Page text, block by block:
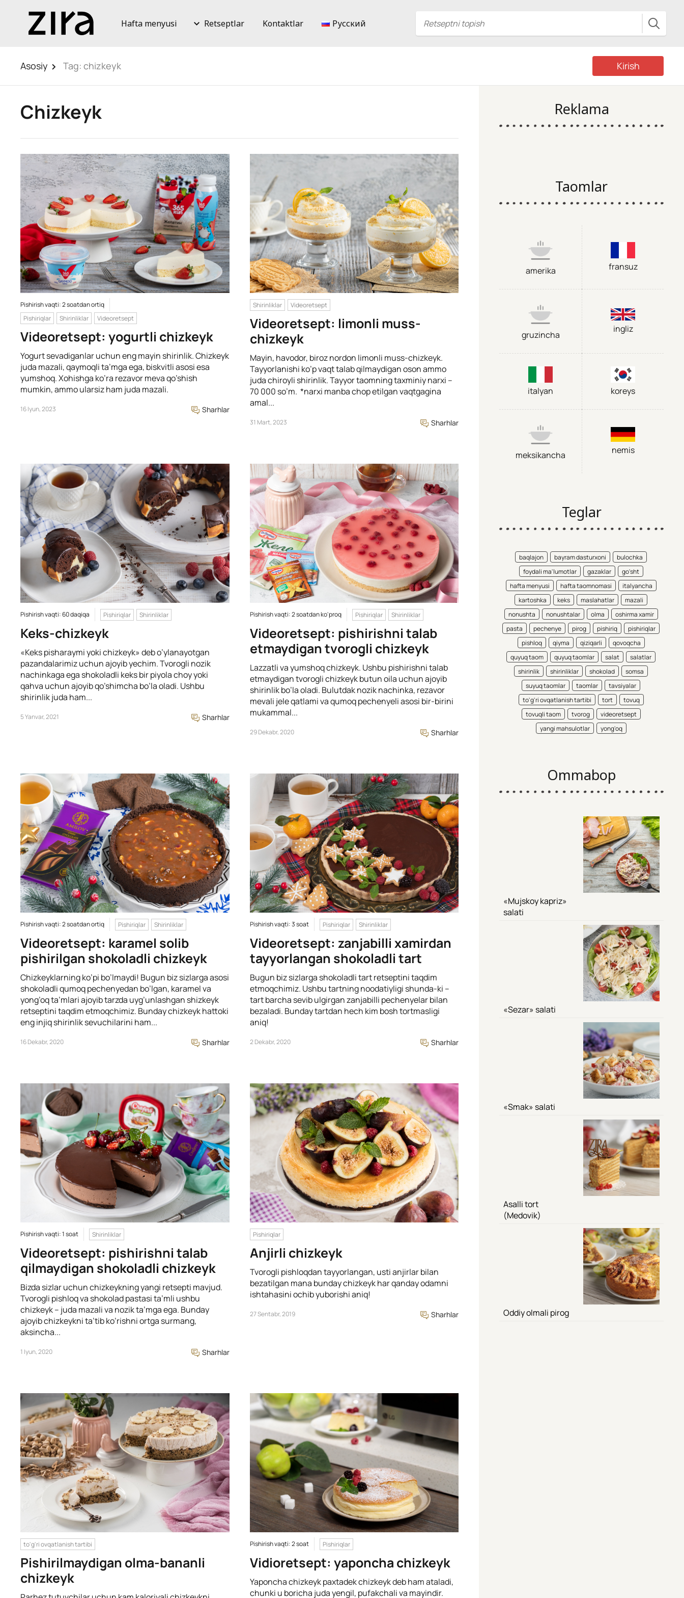
Hafta menyusi Retseptlar Kontaktlar Русский
Asosiy Tag: chizkeyk Kirish
Chizkeyk
Pishirish vaqti: 2 soatdan ortiq
Pishiriqlar
Shirinliklar Videoretsept
Videoretsept: yogurtli chizkeyk
Yogurt sevadiganlar uchun eng mayin shirinlik. Chizkeyk
juda mazali, qaymoqli ta’mga ega, biskvitli asosi esa
yumshoq. Xohishga ko’ra rezavor meva qo’shish
mumkin, ammo ularsiz ham juda mazali.
16 Iyun, 2023 Sharhlar
Shirinliklar Videoretsept
Videoretsept: limonli muss-
chizkeyk
Mayin, havodor, biroz nordon limonli muss-chizkeyk.
Tayyorlanishi ko’p vaqt talab qilmaydigan oson ammo
juda chiroyli shirinlik. Tayyor taomning taxminiy narxi –
70 000 so’m. *narxi manba chop etilgan vaqtgagina
amal...
31 Mart, 2023 Sharhlar
Pishirish vaqti: 60 daqiqa Pishiriqlar Shirinliklar
Keks-chizkeyk
«Keks pisharaymi yoki chizkeyk» deb o’ylanayotgan
pazandalarimiz uchun ajoyib yechim. Tvorogli nozik
nachinkaga ega shokoladli keks bir piyola choy yoki
qahva uchun ajoyib qo’shimcha bo’la oladi. Ushbu
shirinlik juda ham...
5 Yanvar, 2021 Sharhlar
Pishirish vaqti: 2 soatdan ko'proq Pishiriqlar Shirinliklar
Videoretsept: pishirishni talab
etmaydigan tvorogli chizkeyk
Lazzatli va yumshoq chizkeyk. Ushbu pishirishni talab
etmaydigan tvorogli chizkeyk butun oila uchun ajoyib
shirinlik bo’la oladi. Bulutdak nozik nachinka, rezavor
mevali jele qatlami va qumoq pechenyeli asosi bir-birini
mukammal...
29 Dekabr, 2020 Sharhlar
Pishirish vaqti: 2 soatdan ortiq Pishiriqlar Shirinliklar
Videoretsept: karamel solib
pishirilgan shokoladli chizkeyk
Chizkeyklarning ko’pi bo’lmaydi! Bugun biz sizlarga asosi
shokoladli qumoq pechenyedan bo’lgan, karamel va
yong’oq ta’mlari ajoyib tarzda uyg’unlashgan shizkeyk
retseptini taqdim etmoqchimiz. Bunday chizkeyk hattoki
eng injiq shirinlik sevuchilarini ham...
16 Dekabr, 2020 Sharhlar
Pishirish vaqti: 3 soat Pishiriqlar Shirinliklar
Videoretsept: zanjabilli xamirdan
tayyorlangan shokoladli tart
Bugun biz sizlarga shokoladli tart retseptini taqdim
etmoqchimiz. Ushbu tartning noodatiyligi shunda-ki –
tart barcha sevib ulgirgan zanjabilli pechenyelar bilan
bezaladi. Bunday tartdan hech kim bosh tortmasligi
aniq!
2 Dekabr, 2020 Sharhlar
Pishirish vaqti: 1 soat Shirinliklar
Videoretsept: pishirishni talab
qilmaydigan shokoladli chizkeyk
Bizda sizlar uchun chizkeykning yangi retsepti mavjud.
Tvorogli pishloq va shokolad pastasi ta’mli ushbu
chizkeyk – juda mazali va nozik ta’mga ega. Bunday
ajoyib chizkeykni ta’tib ko’rishni ortga surmang,
aksincha...
1 Iyun, 2020 Sharhlar
Pishiriqlar
Anjirli chizkeyk
Tvorogli pishloqdan tayyorlangan, usti anjirlar bilan
bezatilgan mana bunday chizkeyk har qanday odamni
ishtahasini ochib yuborishi aniq!
27 Sentabr, 2019 Sharhlar
to'g'ri ovqatlanish tartibi
Pishirilmaydigan olma-bananli
chizkeyk
Pishirish vaqti: 2 soat Pishiriqlar
Vidioretsept: yaponcha chizkeyk
Yaponcha chizkeyk paxtadek chizkeyk deb ham ataladi,
chunki u boricha juda yengil, pufakchali va mayindir.
Reklama
Taomlar
amerika fransuz
gruzincha
ingliz
italyan koreys
meksikancha nemis
Teglar
baqlajon bayram dasturxoni
bulochka
foydali ma'lumotlar
gazaklar
go'sht
hafta menyusi
hafta taomnomasi
italyancha
kartoshka
keks maslahatlar
mazali
nonushta
nonushtalar olma
oshirma xamir
pasta
pechenye pirog pishiriq
pishiriqlar
pishloq
qiyma qiziqarli
qovoqcha
quyuq taom
quyuq taomlar salat
salatlar
shirinlik
shirinliklar shokolad
somsa
suyuq taomlar
taomlar
tavsiyalar
to'g'ri ovqatlanish tartibi
tort
tovuq
tovuqli taom
tvorog
videoretsept
yangi mahsulotlar
yong'oq
Ommabop
«Mujskoy kapriz»
salati
«Sezar» salati
«Smak» salati
Asalli tort
(Medovik)
Oddiy olmali pirog